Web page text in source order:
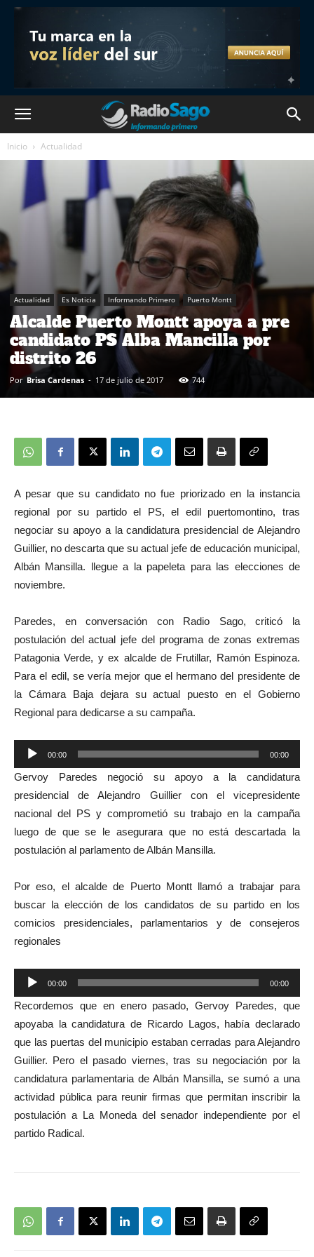
Inicio Actualidad
Actualidad Es Noticia Informando Primero Puerto Montt
Alcalde Puerto Montt apoya a pre
candidato PS Alba Mancilla por
distrito 26
Por Brisa Cardenas - 17 de julio de 2017 744
A pesar que su candidato no fue priorizado en la instancia
regional por su partido el PS, el edil puertomontino, tras
negociar su apoyo a la candidatura presidencial de Alejandro
Guillier, no descarta que su actual jefe de educación municipal,
Albán Mansilla. llegue a la papeleta para las elecciones de
noviembre.
Paredes, en conversación con Radio Sago, criticó la
postulación del actual jefe del programa de zonas extremas
Patagonia Verde, y ex alcalde de Frutillar, Ramón Espinoza.
Para el edil, se vería mejor que el hermano del presidente de
la Cámara Baja dejara su actual puesto en el Gobierno
Regional para dedicarse a su campaña.
Reproductor
de
audio
00:00 00:00
Gervoy Paredes negoció su apoyo a la candidatura
presidencial de Alejandro Guillier con el vicepresidente
nacional del PS y comprometió su trabajo en la campaña
luego de que se le asegurara que no está descartada la
postulación al parlamento de Albán Mansilla.
Por eso, el alcalde de Puerto Montt llamó a trabajar para
buscar la elección de los candidatos de su partido en los
comicios presidenciales, parlamentarios y de consejeros
regionales
Reproductor
de
audio
00:00 00:00
Recordemos que en enero pasado, Gervoy Paredes, que
apoyaba la candidatura de Ricardo Lagos, había declarado
que las puertas del municipio estaban cerradas para Alejandro
Guillier. Pero el pasado viernes, tras su negociación por la
candidatura parlamentaria de Albán Mansilla, se sumó a una
actividad pública para reunir firmas que permitan inscribir la
postulación a La Moneda del senador independiente por el
partido Radical.